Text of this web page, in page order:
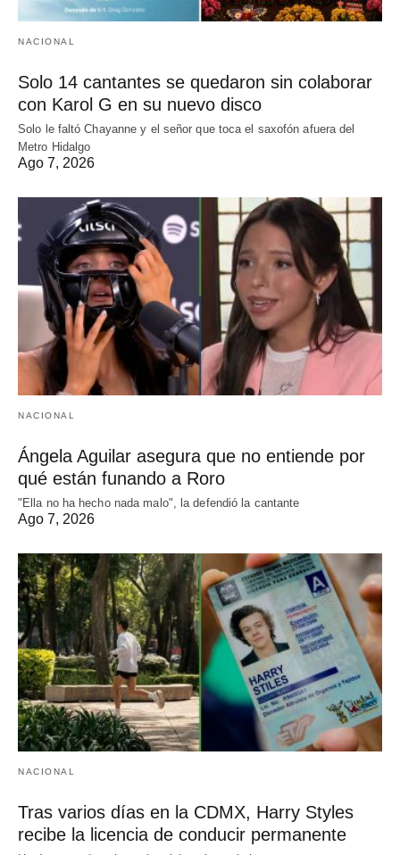
NACIONAL
Solo 14 cantantes se quedaron sin colaborar
con Karol G en su nuevo disco
Solo le faltó Chayanne y el señor que toca el saxofón afuera del
Metro Hidalgo
Ago 7, 2026
NACIONAL
Ángela Aguilar asegura que no entiende por
qué están funando a Roro
"Ella no ha hecho nada malo", la defendió la cantante
Ago 7, 2026
NACIONAL
Tras varios días en la CDMX, Harry Styles
recibe la licencia de conducir permanente